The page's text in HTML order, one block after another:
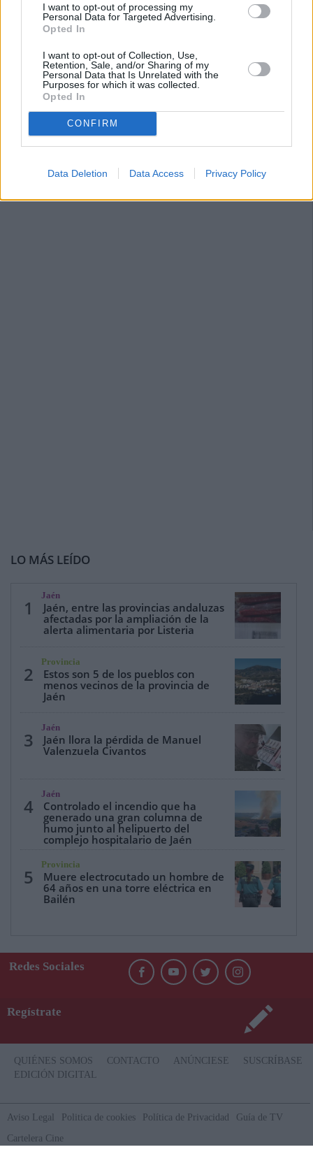
I want to opt-out of processing my
Personal Data for Targeted Advertising.
Opted In
I want to opt-out of Collection, Use,
Retention, Sale, and/or Sharing of my
Personal Data that Is Unrelated with the
Purposes for which it was collected.
Opted In
CONFIRM
Data Deletion Data Access Privacy Policy
LO MÁS LEÍDO
1
Jaén
Jaén, entre las provincias andaluzas
afectadas por la ampliación de la
alerta alimentaria por Listeria
2
Provincia
Estos son 5 de los pueblos con
menos vecinos de la provincia de
Jaén
3
Jaén
Jaén llora la pérdida de Manuel
Valenzuela Civantos
4
Jaén
Controlado el incendio que ha
generado una gran columna de
humo junto al helipuerto del
complejo hospitalario de Jaén
5
Provincia
Muere electrocutado un hombre de
64 años en una torre eléctrica en
Bailén
Redes Sociales
Regístrate
QUIÉNES SOMOS CONTACTO ANÚNCIESE
SUSCRÍBASE
EDICIÓN DIGITAL
Aviso Legal Politica de cookies Política de Privacidad
Guía de TV
Cartelera Cine